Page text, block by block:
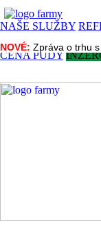
NAŠE SLUŽBY
NOVÉ: Zpráva o trhu
CENA PŮDY
NOVÉ: Zpráva o trhu